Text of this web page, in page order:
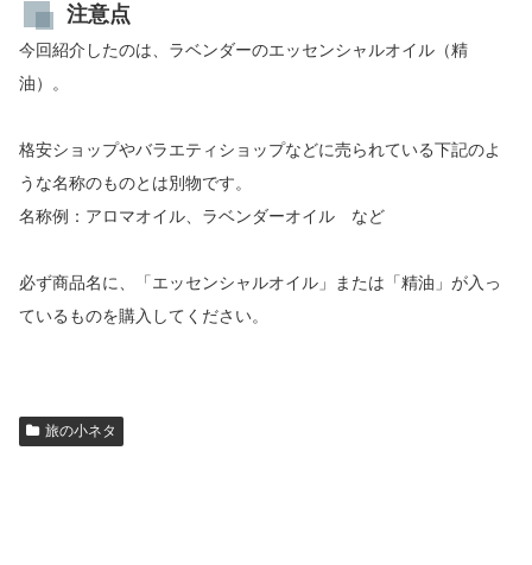
注意点
今回紹介したのは、ラベンダーのエッセンシャルオイル（精
油）。
格安ショップやバラエティショップなどに売られている下記のよ
うな名称のものとは別物です。
名称例：アロマオイル、ラベンダーオイル など
必ず商品名に、「エッセンシャルオイル」または「精油」が入っ
ているものを購入してください。
旅の小ネタ